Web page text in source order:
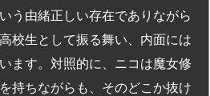
う由緒正しい存在でありながら
校生として振る舞い、内面には
ます。対照的に、ニコは魔女修
持ちながらも、そのどこか抜け